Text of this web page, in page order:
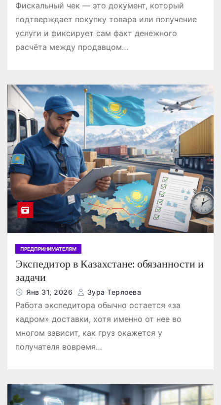
Фискальный чек — это документ, который
подтверждает покупку товара или получение
услуги и фиксирует сам факт денежного
расчёта между продавцом…
ПРЕДПРИНИМАТЕЛЯМ
Экспедитор в Казахстане: обязанности и
задачи
Янв 31, 2026 Зура Терлоева
Работа экспедитора обычно остается «за
кадром» доставки, хотя именно от нее во
многом зависит, как груз окажется у
получателя вовремя…